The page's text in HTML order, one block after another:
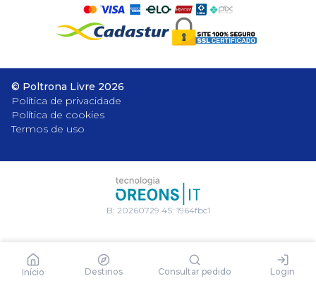
Início Destinos Consultar pedido Login
© Poltrona Livre 2026
Política de privacidade
Política de cookies
Termos de uso
B: 20260729.4S: 1964fbc1